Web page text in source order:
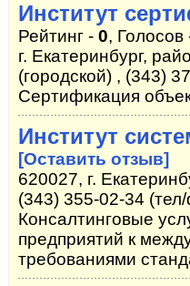
Институт
Рейтинг - 0, Голосов
г. Екатеринбург,
(городской) , (343)
Сертификация
Институт
[Оставить отзыв]
620027, г.
(343) 355-02-34
Консалтинговые
предприятий к
требованиями